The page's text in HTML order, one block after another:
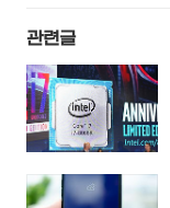
관련글